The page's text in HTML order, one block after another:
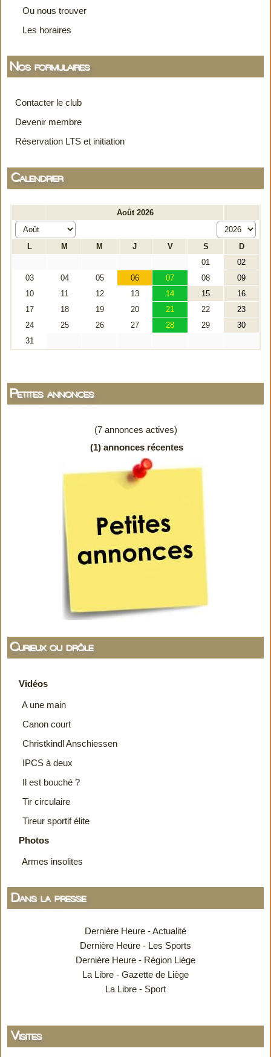
Ou nous trouver
Les horaires
Nos formulaires
Contacter le club
Devenir membre
Réservation LTS et initiation
Calendrier
Petites annonces
(7 annonces actives)
(1) annonces récentes
Curieux ou drôle
Vidéos
A une main
Canon court
Christkindl Anschiessen
IPCS à deux
Il est bouché ?
Tir circulaire
Tireur sportif élite
Photos
Armes insolites
Dans la presse
Dernière Heure - Actualité
Dernière Heure - Les Sports
Dernière Heure - Région Liège
La Libre - Gazette de Liège
La Libre - Sport
Visites